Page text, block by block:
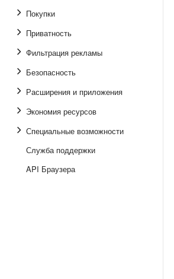
Покупки
Приватность
Фильтрация рекламы
Безопасность
Расширения и приложения
Экономия ресурсов
Специальные возможности
Служба поддержки
API Браузера